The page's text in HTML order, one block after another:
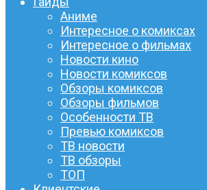
Аниме
Интересное о комиксах
Интересное о фильмах
Новости кино
Новости комиксов
Обзоры комиксов
Обзоры фильмов
Особенности ТВ
Превью комиксов
ТВ новости
ТВ обзоры
ТОП